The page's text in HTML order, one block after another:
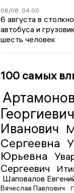
06/08 04:00
6 августа в
автобуса и
шесть человек
100 самых
Георгиевич
Иванович
Сергеевна
Юрьевна
Сергеевич
Шаповалов
Вячеслав Павлович